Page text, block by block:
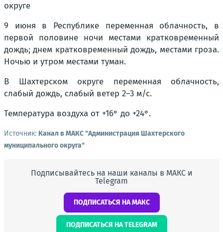
округе
9 июня в Республике переменная облачность, в
первой половине ночи местами кратковременный
дождь; днем кратковременный дождь, местами гроза.
Ночью и утром местами туман.
В Шахтерском округе переменная облачность,
слабый дождь, слабый ветер 2–3 м/с.
Температура воздуха от +16° до +24°.
Источник: Канал в МАКС "Администрация Шахтерского
муниципального округа"
Подписывайтесь на наши каналы в МАКС и
Telegram
ПОДПИСАТЬСЯ НА МАКС
ПОДПИСАТЬСЯ НА TELEGRAM